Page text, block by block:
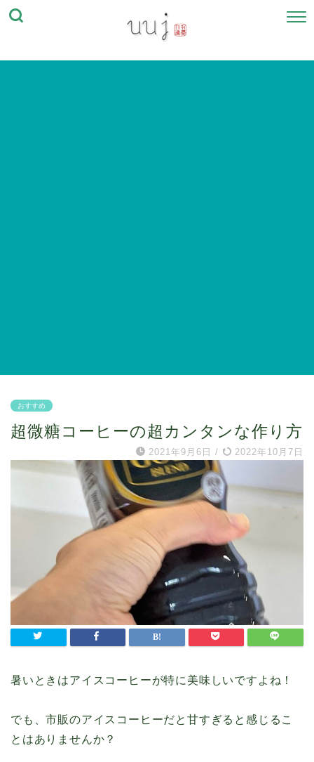
おすすめ
超微糖コーヒーの超カンタンな作り方
2021年9月6日 / 2022年10月7日
暑いときはアイスコーヒーが特に美味しいですよね！
でも、市販のアイスコーヒーだと甘すぎると感じるこ
とはありませんか？